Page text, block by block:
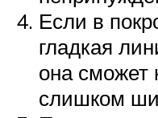
Если в
гладкая
она сможет
слишком